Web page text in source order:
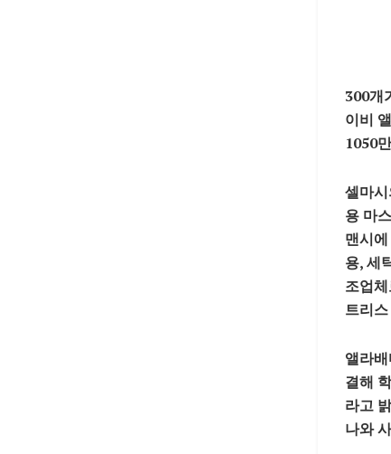
300개
이비
1050
셀마
용 마
맨시
용, 세
조업
트리
앨라
결해
라고
나와